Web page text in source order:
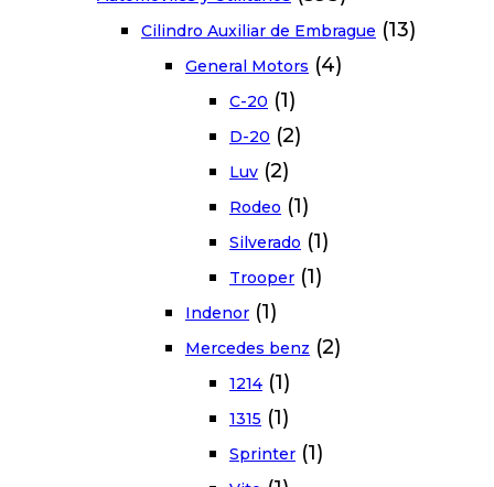
Cilindro Auxiliar de Embrague (13)
General Motors (4)
C-20 (1)
D-20 (2)
Luv (2)
Rodeo (1)
Silverado (1)
Trooper (1)
Indenor (1)
Mercedes benz (2)
1214 (1)
1315 (1)
Sprinter (1)